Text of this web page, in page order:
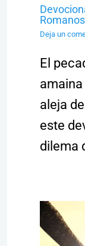
Deja un
El
aleja
este
dilema